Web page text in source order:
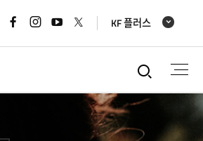
페이스북
인스타그램
유튜브
바로가기
x
바로가기
KF 플러스
통합